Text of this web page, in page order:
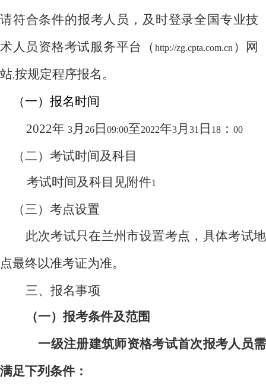
请符合条件的报考人员，及时登录全国专业技
术人员资格考试服务平台（ http://zg.cpta.com.cn）网
站,按规定程序报名。
（一）报名时间
2022年 3月 26日 09:00至2022年3月 31 日 18： 00
（二）考试时间及科目
考试时间及科目见附件1
（三）考点设置
此次考试只在兰州市设置考点，具体考试地
点最终以准考证为准。
三、报名事项
（一）报考条件及范围
一级注册建筑师资格考试首次报考人员需
满足下列条件：